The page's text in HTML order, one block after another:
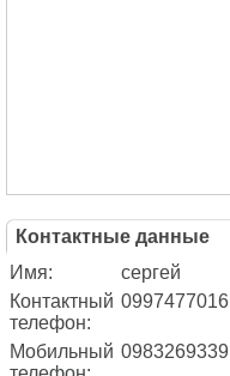
Контактные данные
Имя:
сергей
Контактный
телефон:
0997477016
Мобильный 0983269339